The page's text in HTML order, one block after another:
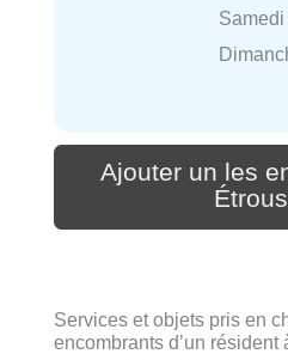
Ajouter un les
Services et objets pris en
encombrants d’un résident